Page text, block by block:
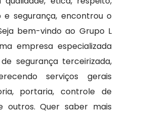
e segurança, encontrou o
bem-vindo ao Grupo L
empresa especializada
segurança terceirizada,
serviços gerais
portaria, controle de
outros. Quer saber mais